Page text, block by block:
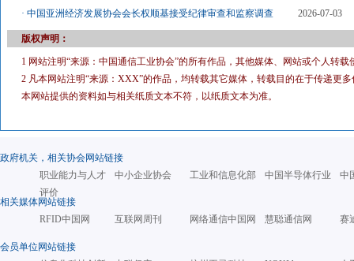
·中国亚洲经济发展协会会长权顺基接受纪律审查和监察调查 2026-07-03
版权声明：
1 网站注明“来源：中国通信工业协会”的所有作品，其他媒体、网站或个人转
2 凡本网站注明“来源：XXX”的作品，均转载其它媒体，转载目的在于传递更
本网站提供的资料如与相关纸质文本不符，以纸质文本为准。
政府机关，相关协会网站链接
职业能力与人才
评价
中小企业协会 工业和信息化部 中国半导体行业 中
相关媒体网站链接
RFID中国网
互联网周刊 网络通信中国网 慧聪通信网 赛
会员单位网站链接